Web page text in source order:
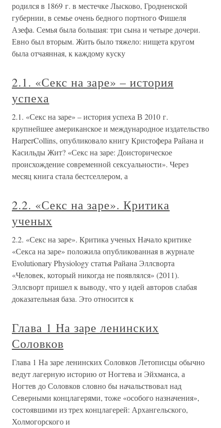
родился в 1869 г. в местечке Лысково, Гродненской
губернии, в семье очень бедного портного Фишеля
Азефа. Семья была большая: три сына и четыре дочери.
Евно был вторым. Жить было тяжело: нищета кругом
была отчаянная, к каждому куску
2.1. «Секс на заре» – история
успеха
2.1. «Секс на заре» – история успеха В 2010 г.
крупнейшее американское и международное издательство
HarperCollins, опубликовало книгу Кристофера Райана и
Касильды Жит? «Секс на заре: Доисторическое
происхождение современной сексуальности». Через
месяц книга стала бестселлером, а
2.2. «Секс на заре». Критика
ученых
2.2. «Секс на заре». Критика ученых Начало критике
«Секса на заре» положила опубликованная в журнале
Evolutionary Physiology статья Райана Эллсворта
«Человек, который никогда не появлялся» (2011).
Эллсворт пришел к выводу, что у идей авторов слабая
доказательная база. Это относится к
Глава 1 На заре ленинских
Соловков
Глава 1 На заре ленинских Соловков Летописцы обычно
ведут лагерную историю от Ногтева и Эйхманса, а
Ногтев до Соловков словно бы начальствовал над
Северными концлагерями, тоже «особого назначения»,
состоявшими из трех концлагерей: Архангельского,
Холмогорского и